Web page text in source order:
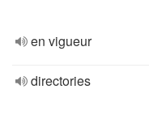
en vigueur
directories